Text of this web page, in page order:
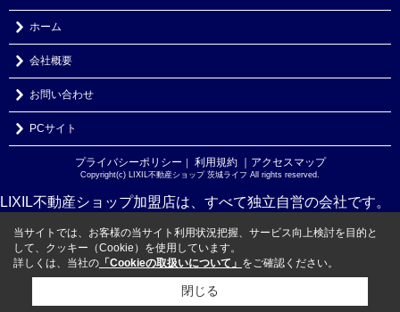
ホーム
会社概要
お問い合わせ
PCサイト
プライバシーポリシー ｜ 利用規約 ｜アクセスマップ
Copyright(c) LIXIL不動産ショップ 茨城ライフ All rights reserved.
LIXIL不動産ショップ加盟店は、すべて独立自営の会社です。
当サイトでは、お客様の当サイト利用状況把握、サービス向上検討を目的と
して、クッキー（Cookie）を使用しています。
詳しくは、当社の 「Cookieの取扱いについて」 をご確認ください。
閉じる